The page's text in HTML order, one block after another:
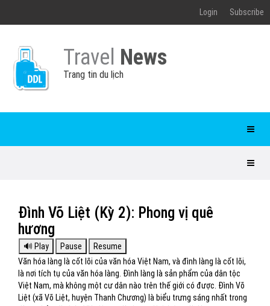
Login Subscribe
Travel News
Trang tin du lịch
Đình Võ Liệt (Kỳ 2): Phong vị quê
hương
Văn hóa làng là cốt lõi của văn hóa Việt Nam, và đình làng là cốt lõi,
là nơi tích tụ của văn hóa làng. Đình làng là sản phẩm của dân tộc
Việt Nam, mà không một cư dân nào trên thế giới có được. Đình Võ
Liệt (xã Võ Liệt, huyện Thanh Chương) là biểu trưng sáng nhất trong